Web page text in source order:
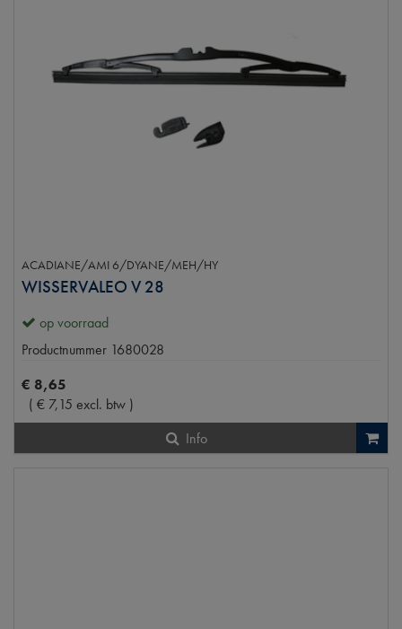
ACADIANE/AMI 6/DYANE/MEH/HY
WISSERVALEO V 28
op voorraad
Productnummer 1680028
€ 8,65
( € 7,15 excl. btw )
Info